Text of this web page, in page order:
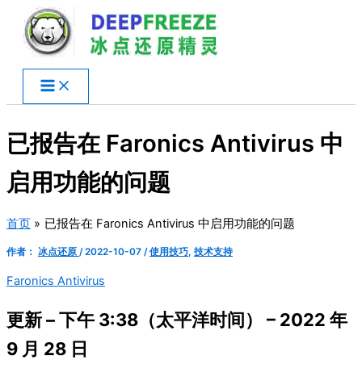
已报告在 Faronics Antivirus 中
启用功能的问题
首页 已报告在 Faronics Antivirus 中启用功能的问题
作者： 冰点还原 /2022-10-07 /使用技巧, 技术支持
Faronics Antivirus
更新 – 下午 3:38（太平洋时间） – 2022 年
9 月 28 日